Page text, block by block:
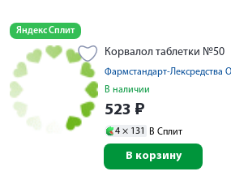
Яндекс Сплит
Корвалол таблетки №50
Фармстандарт-Лексредства
В наличии
523 ₽
4 × 131 В Сплит
В корзину